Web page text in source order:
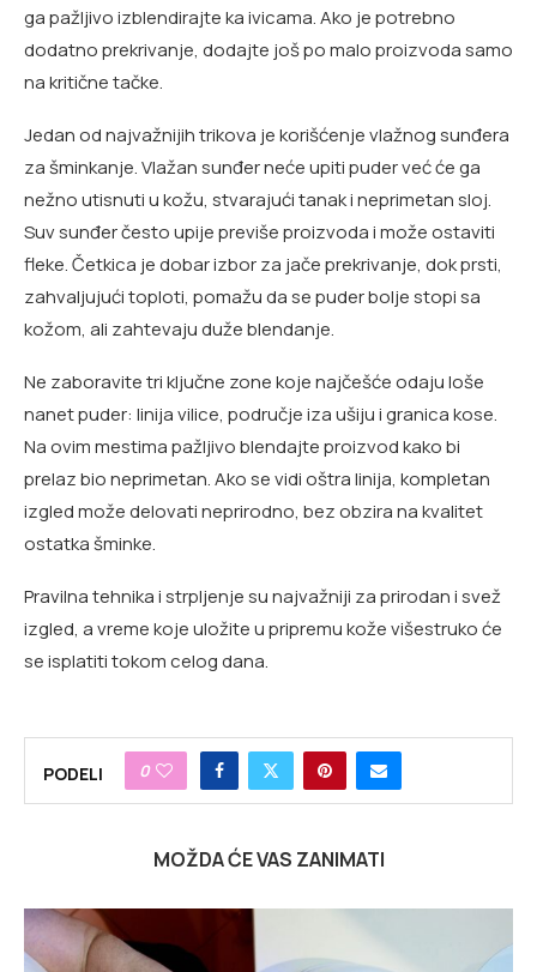
ga pažljivo izblendirajte ka ivicama. Ako je potrebno
dodatno prekrivanje, dodajte još po malo proizvoda samo
na kritične tačke.
Jedan od najvažnijih trikova je korišćenje vlažnog sunđera
za šminkanje. Vlažan sunđer neće upiti puder već će ga
nežno utisnuti u kožu, stvarajući tanak i neprimetan sloj.
Suv sunđer često upije previše proizvoda i može ostaviti
fleke. Četkica je dobar izbor za jače prekrivanje, dok prsti,
zahvaljujući toploti, pomažu da se puder bolje stopi sa
kožom, ali zahtevaju duže blendanje.
Ne zaboravite tri ključne zone koje najčešće odaju loše
nanet puder: linija vilice, područje iza ušiju i granica kose.
Na ovim mestima pažljivo blendajte proizvod kako bi
prelaz bio neprimetan. Ako se vidi oštra linija, kompletan
izgled može delovati neprirodno, bez obzira na kvalitet
ostatka šminke.
Pravilna tehnika i strpljenje su najvažniji za prirodan i svež
izgled, a vreme koje uložite u pripremu kože višestruko će
se isplatiti tokom celog dana.
PODELI 0
MOŽDA ĆE VAS ZANIMATI